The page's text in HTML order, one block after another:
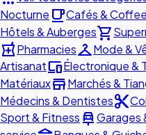
Nocturne local_cafeCafés & Coffee
Hôtels & Aubergesshopping_cart
local_pharmacyPharmaciescheckroomMode &
ArtisanatdevicesÉlectronique &
MatériauxstoreMarchés &
Médecins & Dentistescontent_cut
Sport & Fitness car_repairGarages